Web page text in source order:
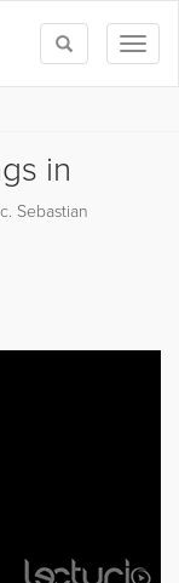
Toggle
search
in
Sebastian